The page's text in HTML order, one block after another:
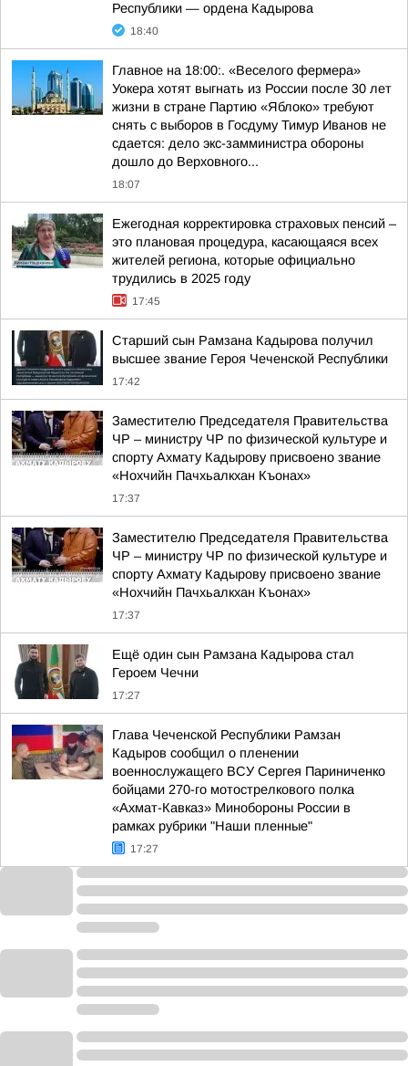
Республики — ордена Кадырова
18:40
Главное на 18:00:. «Веселого фермера»
Уокера хотят выгнать из России после 30 лет
жизни в стране Партию «Яблоко» требуют
снять с выборов в Госдуму Тимур Иванов не
сдается: дело экс-замминистра обороны
дошло до Верховного...
18:07
Ежегодная корректировка страховых пенсий –
это плановая процедура, касающаяся всех
жителей региона, которые официально
трудились в 2025 году
17:45
Старший сын Рамзана Кадырова получил
высшее звание Героя Чеченской Республики
17:42
Заместителю Председателя Правительства
ЧР – министру ЧР по физической культуре и
спорту Ахмату Кадырову присвоено звание
«Нохчийн Пачхьалкхан Къонах»
17:37
Заместителю Председателя Правительства
ЧР – министру ЧР по физической культуре и
спорту Ахмату Кадырову присвоено звание
«Нохчийн Пачхьалкхан Къонах»
17:37
Ещё один сын Рамзана Кадырова стал
Героем Чечни
17:27
Глава Чеченской Республики Рамзан
Кадыров сообщил о пленении
военнослужащего ВСУ Сергея Париниченко
бойцами 270-го мотострелкового полка
«Ахмат-Кавказ» Минобороны России в
рамках рубрики "Наши пленные"
17:27